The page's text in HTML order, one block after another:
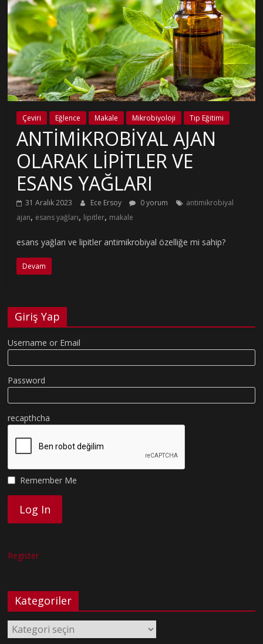
Çeviri Eğlence Makale Mikrobiyoloji Tıp Eğitimi
ANTİMİKROBİYAL AJAN
OLARAK LİPİTLER VE
ESANS YAĞLARI
31 Aralık 2023 Ece Ersoy 0 yorum
antimikrobiyal
ajan, esans yağları, lipitler, makale
esans yağları ve lipitler antimikrobiyal özelliğe mi sahip?
Devam
Giriş Yap
Username or Email
Password
recapthcha
Remember Me
Register
Kategoriler
Kategoriler